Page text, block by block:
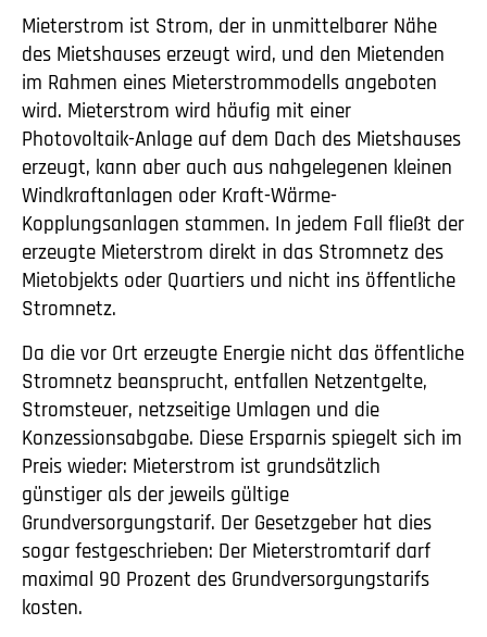
Mieterstrom ist Strom, der in unmittelbarer Nähe
des Mietshauses erzeugt wird, und den Mietenden
im Rahmen eines Mieterstrommodells angeboten
wird. Mieterstrom wird häufig mit einer
Photovoltaik-Anlage auf dem Dach des Mietshauses
erzeugt, kann aber auch aus nahgelegenen kleinen
Windkraftanlagen oder Kraft-Wärme-
Kopplungsanlagen stammen. In jedem Fall fließt der
erzeugte Mieterstrom direkt in das Stromnetz des
Mietobjekts oder Quartiers und nicht ins öffentliche
Stromnetz.
Da die vor Ort erzeugte Energie nicht das öffentliche
Stromnetz beansprucht, entfallen Netzentgelte,
Stromsteuer, netzseitige Umlagen und die
Konzessionsabgabe. Diese Ersparnis spiegelt sich im
Preis wieder: Mieterstrom ist grundsätzlich
günstiger als der jeweils gültige
Grundversorgungstarif. Der Gesetzgeber hat dies
sogar festgeschrieben: Der Mieterstromtarif darf
maximal 90 Prozent des Grundversorgungstarifs
kosten.